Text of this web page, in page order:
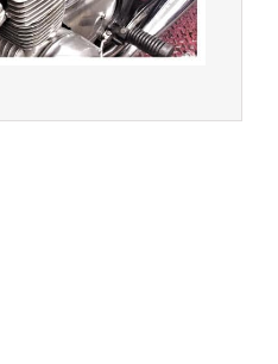
- Concessionnaire
digitale